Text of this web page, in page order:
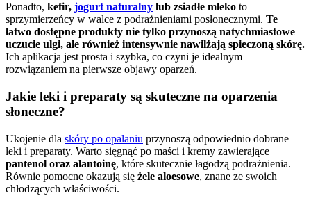
Ponadto, kefir, jogurt naturalny lub zsiadłe mleko to
sprzymierzeńcy w walce z podrażnieniami posłonecznymi. Te
łatwo dostępne produkty nie tylko przynoszą natychmiastowe
uczucie ulgi, ale również intensywnie nawilżają spieczoną skórę.
Ich aplikacja jest prosta i szybka, co czyni je idealnym
rozwiązaniem na pierwsze objawy oparzeń.
Jakie leki i preparaty są skuteczne na oparzenia
słoneczne?
Ukojenie dla skóry po opalaniu przynoszą odpowiednio dobrane
leki i preparaty. Warto sięgnąć po maści i kremy zawierające
pantenol oraz alantoinę, które skutecznie łagodzą podrażnienia.
Równie pomocne okazują się żele aloesowe, znane ze swoich
chłodzących właściwości.